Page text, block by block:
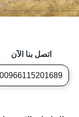
اتصل بنا الآن
00966115201689